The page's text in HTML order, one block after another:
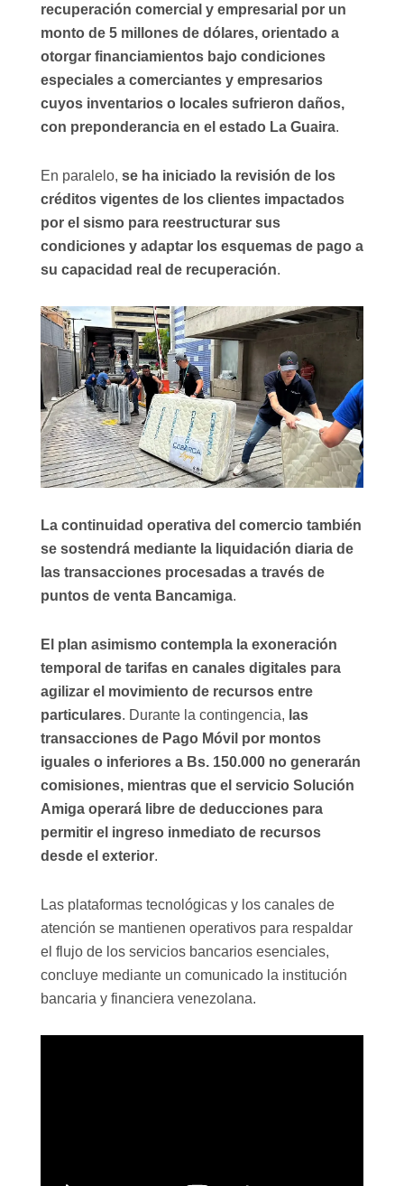
recuperación comercial y empresarial por un
monto de 5 millones de dólares, orientado a
otorgar financiamientos bajo condiciones
especiales a comerciantes y empresarios
cuyos inventarios o locales sufrieron daños,
con preponderancia en el estado La Guaira.
En paralelo, se ha iniciado la revisión de los
créditos vigentes de los clientes impactados
por el sismo para reestructurar sus
condiciones y adaptar los esquemas de pago a
su capacidad real de recuperación.
La continuidad operativa del comercio también
se sostendrá mediante la liquidación diaria de
las transacciones procesadas a través de
puntos de venta Bancamiga.
El plan asimismo contempla la exoneración
temporal de tarifas en canales digitales para
agilizar el movimiento de recursos entre
particulares. Durante la contingencia, las
transacciones de Pago Móvil por montos
iguales o inferiores a Bs. 150.000 no generarán
comisiones, mientras que el servicio Solución
Amiga operará libre de deducciones para
permitir el ingreso inmediato de recursos
desde el exterior.
Las plataformas tecnológicas y los canales de
atención se mantienen operativos para respaldar
el flujo de los servicios bancarios esenciales,
concluye mediante un comunicado la institución
bancaria y financiera venezolana.